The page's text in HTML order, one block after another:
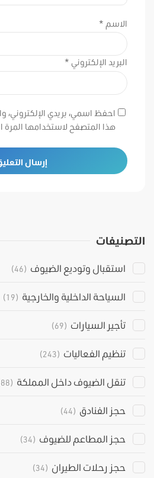
الاسم *
البريد الإلكتروني *
احفظ اسمي، بريدي الإلكتروني،
هذا المتصفح لاستخدامها المرة
التصنيفات
استقبال وتوديع الضيوف (46)
السياحة الداخلية والخارجية (19)
تأجير السيارات (69)
تنظيم الفعاليات (243)
تنقل الضيوف داخل المملكة (88)
حجز الفنادق (44)
حجز المطاعم للضيوف (34)
حجز رحلات الطيران (34)